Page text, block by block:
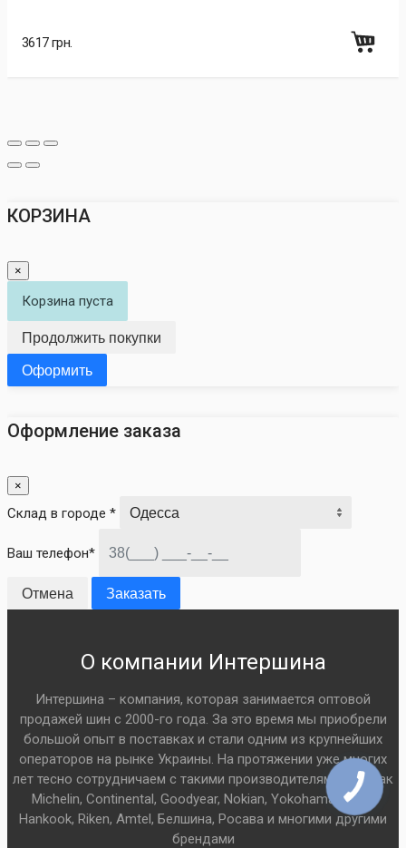
3617 грн.
КОРЗИНА
×
Корзина пуста
Продолжить покупки
Оформить
Оформление заказа
×
Склад в городе *
Ваш телефон*
Отмена Заказать
О компании Интершина
Интершина – компания, которая занимается оптовой
продажей шин с 2000-го года. За это время мы приобрели
большой опыт в поставках и стали одним из крупнейших
операторов на рынке Украины. На протяжении уже многих
лет тесно сотрудничаем с такими производителями шин как
Michelin, Continental, Goodyear, Nokian, Yokohama, Pirelli,
Hankook, Riken, Amtel, Белшина, Росава и многими другими
брендами